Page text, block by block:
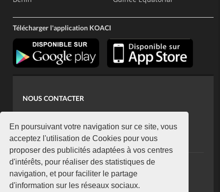
En poursuivant votre navigation sur ce site, vous
acceptez l'utilisation de Cookies pour vous
proposer des publicités adaptées à vos centres
d'intérêts, pour réaliser des statistiques de
navigation, et pour faciliter le partage
d'information sur les réseaux sociaux.
Télécharger l'application KOACI
NOUS CONTACTER
koaci@yahoo.fr
+225 07 08 85 52 93
NEWSLETTER
Restez connecté via notre newsletter